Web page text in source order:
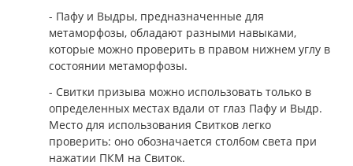
- Пафу и Выдры, предназначенные для
метаморфозы, обладают разными навыками,
которые можно проверить в правом нижнем углу в
состоянии метаморфозы.
- Свитки призыва можно использовать только в
определенных местах вдали от глаз Пафу и Выдр.
Место для использования Свитков легко
проверить: оно обозначается столбом света при
нажатии ПКМ на Свиток.